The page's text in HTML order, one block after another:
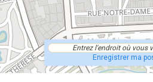
RECHERCHER UN
Enregistrer ma